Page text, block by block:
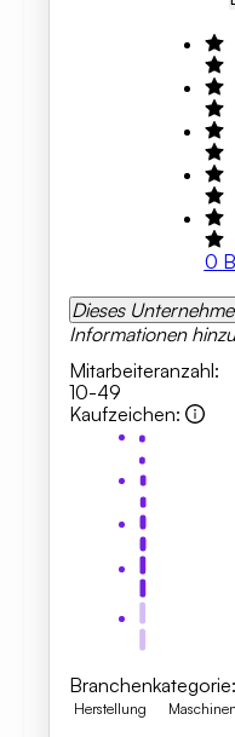
0
Dieses
Informationen
Mitarbeiteranzahl:
10-49
Kaufzeichen:
Branchenkategorie:
Herstellung